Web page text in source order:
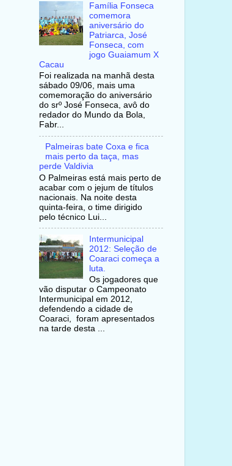
Família Fonseca
comemora
aniversário do
Patriarca, José
Fonseca, com
jogo Guaiamum X
Cacau
Foi realizada na manhã desta
sábado 09/06, mais uma
comemoração do aniversário
do srº José Fonseca, avô do
redador do Mundo da Bola,
Fabr...
Palmeiras bate Coxa e fica
mais perto da taça, mas
perde Valdivia
O Palmeiras está mais perto de
acabar com o jejum de títulos
nacionais. Na noite desta
quinta-feira, o time dirigido
pelo técnico Lui...
Intermunicipal
2012: Seleção de
Coaraci começa a
luta.
Os jogadores que
vão disputar o Campeonato
Intermunicipal em 2012,
defendendo a cidade de
Coaraci, foram apresentados
na tarde desta ...